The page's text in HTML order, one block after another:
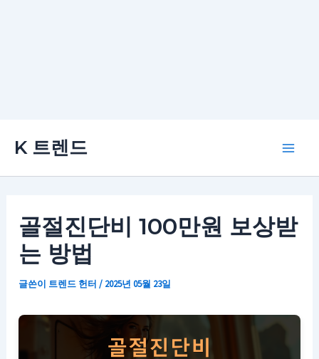
K 트렌드
골절진단비 100만원 보상받
는 방법
글쓴이 트렌드 헌터/ 2025년 05월 23일